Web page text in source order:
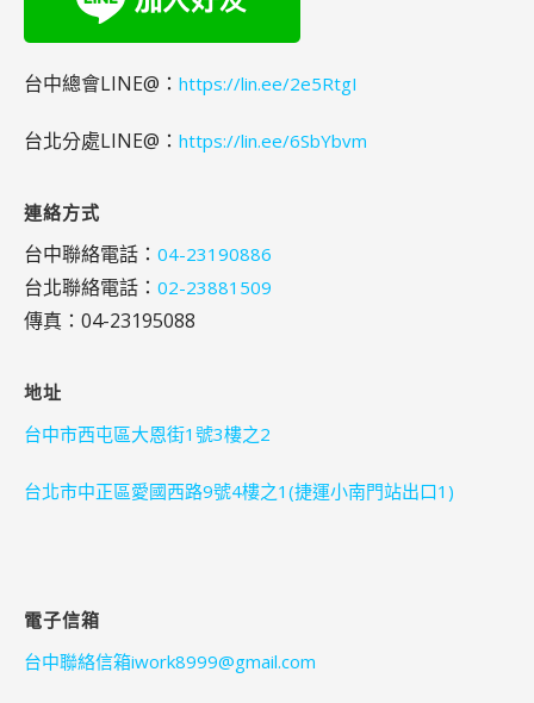
台中總會LINE@： https://lin.ee/2e5RtgI
台北分處LINE@： https://lin.ee/6SbYbvm
連絡方式
台中聯絡電話： 04-23190886
台北聯絡電話： 02-23881509
傳真：04-23195088
地址
台中市西屯區大恩街1號3樓之2
台北市中正區愛國西路9號4樓之1(捷運小南門站出口1)
電子信箱
台中聯絡信箱iwork8999@gmail.com